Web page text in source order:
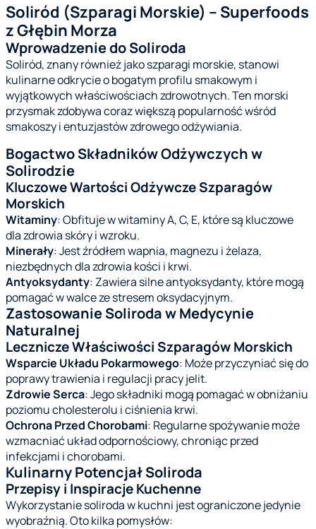
Soliród (Szparagi Morskie) – Superfoods
z Głębin Morza
Wprowadzenie do Soliroda
Soliród, znany również jako szparagi morskie, stanowi
kulinarne odkrycie o bogatym profilu smakowym i
wyjątkowych właściwościach zdrowotnych. Ten morski
przysmak zdobywa coraz większą popularność wśród
smakoszy i entuzjastów zdrowego odżywiania.
Bogactwo Składników Odżywczych w
Solirodzie
Kluczowe Wartości Odżywcze Szparagów
Morskich
Witaminy: Obfituje w witaminy A, C, E, które są kluczowe
dla zdrowia skóry i wzroku.
Minerały: Jest źródłem wapnia, magnezu i żelaza,
niezbędnych dla zdrowia kości i krwi.
Antyoksydanty: Zawiera silne antyoksydanty, które mogą
pomagać w walce ze stresem oksydacyjnym.
Zastosowanie Soliroda w Medycynie
Naturalnej
Lecznicze Właściwości Szparagów Morskich
Wsparcie Układu Pokarmowego: Może przyczyniać się do
poprawy trawienia i regulacji pracy jelit.
Zdrowie Serca: Jego składniki mogą pomagać w obniżaniu
poziomu cholesterolu i ciśnienia krwi.
Ochrona Przed Chorobami: Regularne spożywanie może
wzmacniać układ odpornościowy, chroniąc przed
infekcjami i chorobami.
Kulinarny Potencjał Soliroda
Przepisy i Inspiracje Kuchenne
Wykorzystanie soliroda w kuchni jest ograniczone jedynie
wyobraźnią. Oto kilka pomysłów: